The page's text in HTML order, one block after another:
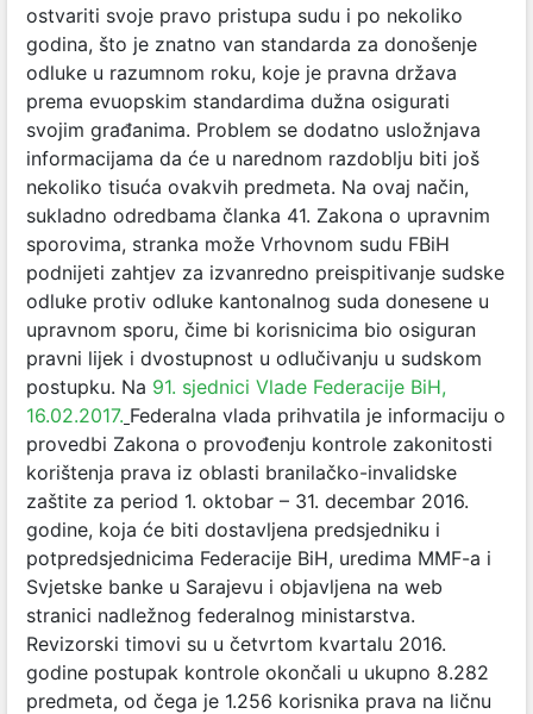
ostvariti svoje pravo pristupa sudu i po nekoliko
godina, što je znatno van standarda za donošenje
odluke u razumnom roku, koje je pravna država
prema evuopskim standardima dužna osigurati
svojim građanima. Problem se dodatno usložnjava
informacijama da će u narednom razdoblju biti još
nekoliko tisuća ovakvih predmeta. Na ovaj način,
sukladno odredbama članka 41. Zakona o upravnim
sporovima, stranka može Vrhovnom sudu FBiH
podnijeti zahtjev za izvanredno preispitivanje sudske
odluke protiv odluke kantonalnog suda donesene u
upravnom sporu, čime bi korisnicima bio osiguran
pravni lijek i dvostupnost u odlučivanju u sudskom
postupku. Na 91. sjednici Vlade Federacije BiH,
16.02.2017. Federalna vlada prihvatila je informaciju o
provedbi Zakona o provođenju kontrole zakonitosti
korištenja prava iz oblasti branilačko-invalidske
zaštite za period 1. oktobar – 31. decembar 2016.
godine, koja će biti dostavljena predsjedniku i
potpredsjednicima Federacije BiH, uredima MMF-a i
Svjetske banke u Sarajevu i objavljena na web
stranici nadležnog federalnog ministarstva.
Revizorski timovi su u četvrtom kvartalu 2016.
godine postupak kontrole okončali u ukupno 8.282
predmeta, od čega je 1.256 korisnika prava na ličnu